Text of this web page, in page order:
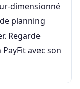
dimensionné
planning
Regarde
avec son